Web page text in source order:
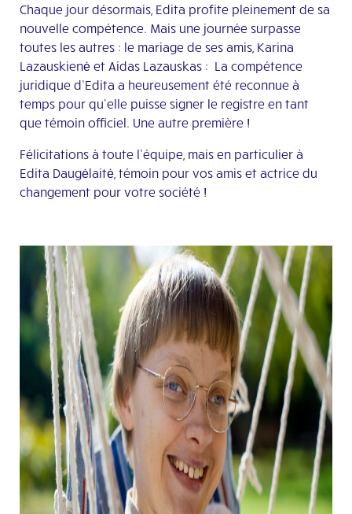
Chaque jour désormais, Edita profite pleinement de sa
nouvelle compétence. Mais une journée surpasse
toutes les autres : le mariage de ses amis, Karina
Lazauskienė et Aidas Lazauskas : La compétence
juridique d’Edita a heureusement été reconnue à
temps pour qu’elle puisse signer le registre en tant
que témoin officiel. Une autre première !
Félicitations à toute l’équipe, mais en particulier à
Edita Daugėlaitė, témoin pour vos amis et actrice du
changement pour votre société !